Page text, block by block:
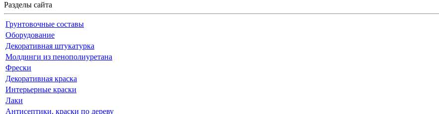
Разделы сайта
Грунтовочные составы
Оборудование
Декоративная штукатурка
Молдинги из пенополиуретана
Фрески
Декоративная краска
Интерьерные краски
Лаки
Антисептики, краски по дереву